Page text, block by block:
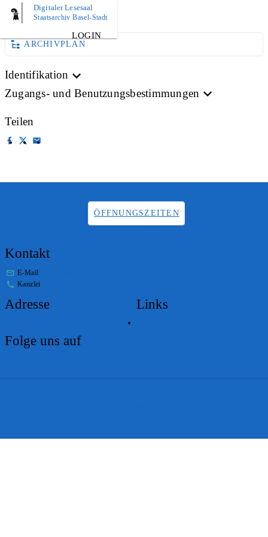
Digitaler Lesesaal
Staatsarchiv Basel-Stadt
LOGIN
AKTE
ARCHIVPLAN
Identifikation
Zugangs- und Benutzungsbestimmungen
Teilen
ÖFFNUNGSZEITEN
Kontakt
E-Mail
Kanzlei
Adresse Links
Folge uns auf